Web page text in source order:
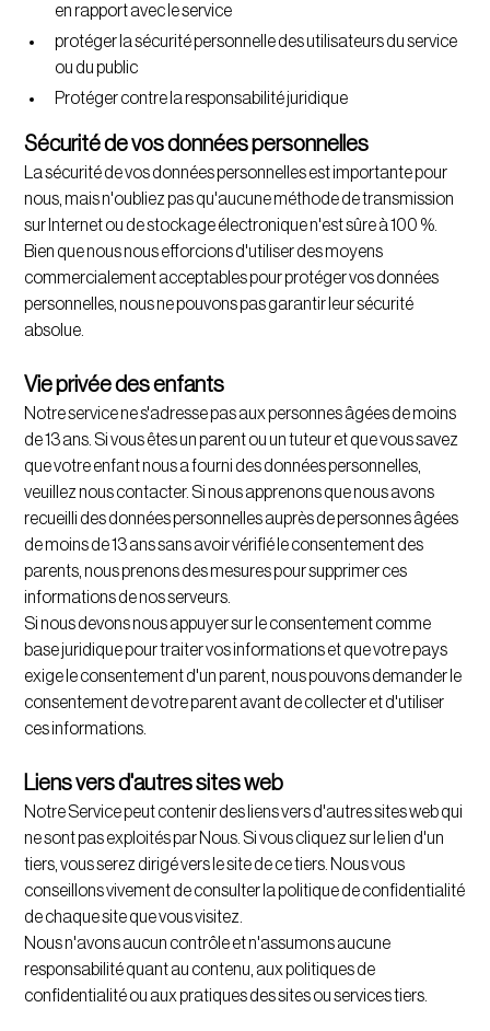
en rapport avec le service
protéger la sécurité personnelle des utilisateurs du service
ou du public
Protéger contre la responsabilité juridique
Sécurité de vos données personnelles
La sécurité de vos données personnelles est importante pour
nous, mais n'oubliez pas qu'aucune méthode de transmission
sur Internet ou de stockage électronique n'est sûre à 100 %.
Bien que nous nous efforcions d'utiliser des moyens
commercialement acceptables pour protéger vos données
personnelles, nous ne pouvons pas garantir leur sécurité
absolue.
Vie privée des enfants
Notre service ne s'adresse pas aux personnes âgées de moins
de 13 ans. Si vous êtes un parent ou un tuteur et que vous savez
que votre enfant nous a fourni des données personnelles,
veuillez nous contacter. Si nous apprenons que nous avons
recueilli des données personnelles auprès de personnes âgées
de moins de 13 ans sans avoir vérifié le consentement des
parents, nous prenons des mesures pour supprimer ces
informations de nos serveurs.
Si nous devons nous appuyer sur le consentement comme
base juridique pour traiter vos informations et que votre pays
exige le consentement d'un parent, nous pouvons demander le
consentement de votre parent avant de collecter et d'utiliser
ces informations.
Liens vers d'autres sites web
Notre Service peut contenir des liens vers d'autres sites web qui
ne sont pas exploités par Nous. Si vous cliquez sur le lien d'un
tiers, vous serez dirigé vers le site de ce tiers. Nous vous
conseillons vivement de consulter la politique de confidentialité
de chaque site que vous visitez.
Nous n'avons aucun contrôle et n'assumons aucune
responsabilité quant au contenu, aux politiques de
confidentialité ou aux pratiques des sites ou services tiers.